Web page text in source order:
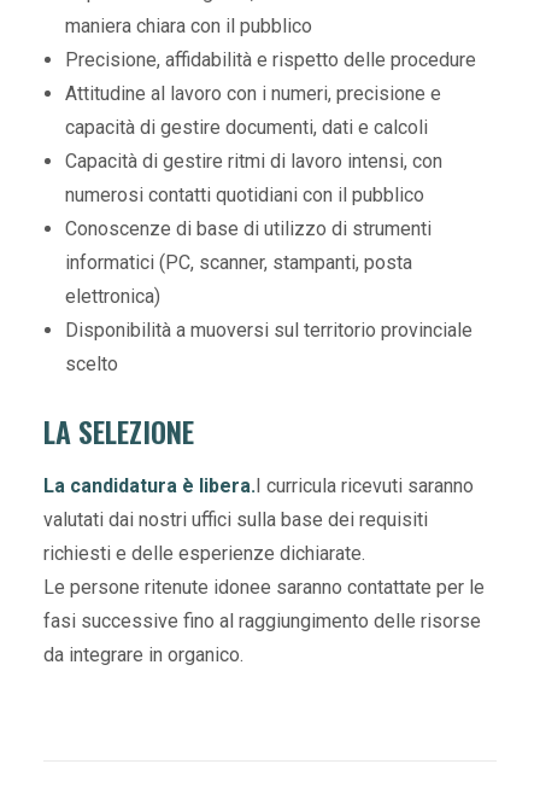
maniera chiara con il pubblico
Precisione, affidabilità e rispetto delle procedure
Attitudine al lavoro con i numeri, precisione e
capacità di gestire documenti, dati e calcoli
Capacità di gestire ritmi di lavoro intensi, con
numerosi contatti quotidiani con il pubblico
Conoscenze di base di utilizzo di strumenti
informatici (PC, scanner, stampanti, posta
elettronica)
Disponibilità a muoversi sul territorio provinciale
scelto
LA SELEZIONE
La candidatura è libera.I curricula ricevuti saranno
valutati dai nostri uffici sulla base dei requisiti
richiesti e delle esperienze dichiarate.
Le persone ritenute idonee saranno contattate per le
fasi successive fino al raggiungimento delle risorse
da integrare in organico.